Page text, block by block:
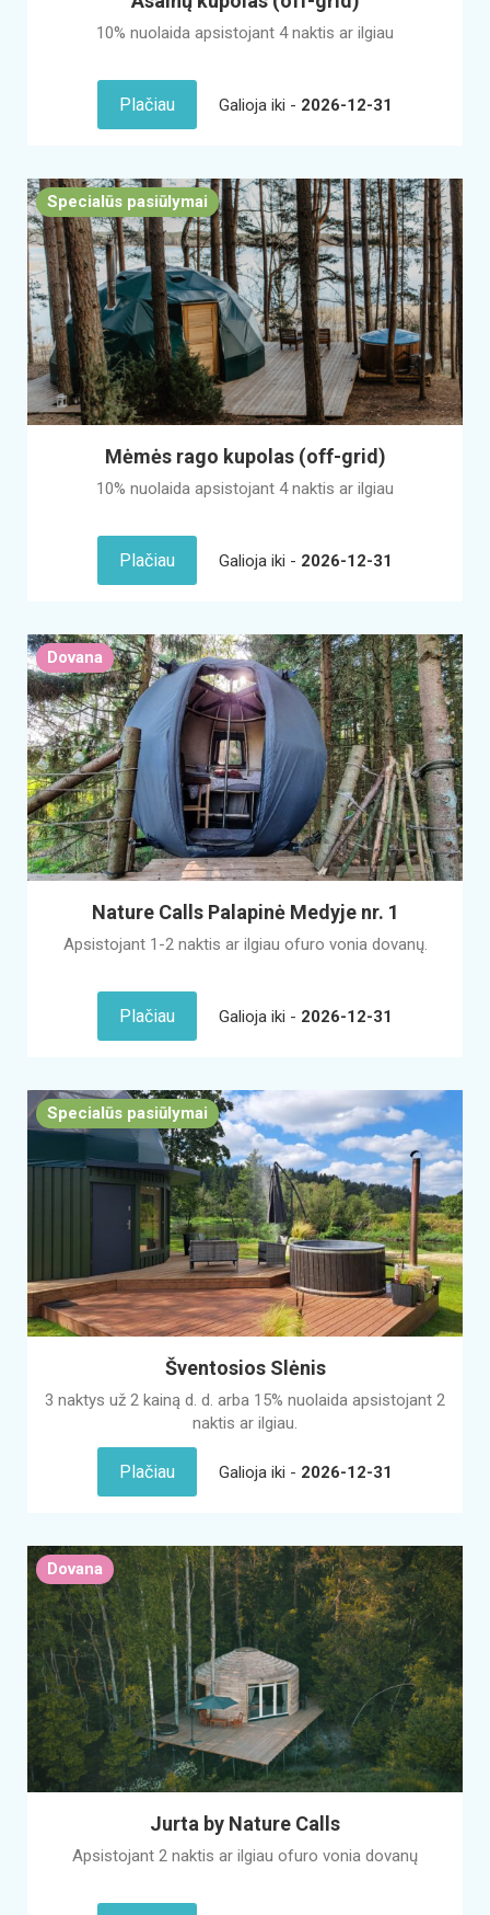
10% nuolaida apsistojant 4 naktis ar ilgiau
Plačiau Galioja iki - 2026-12-31
Specialūs pasiūlymai
Mėmės rago kupolas (off-grid)
10% nuolaida apsistojant 4 naktis ar ilgiau
Plačiau Galioja iki - 2026-12-31
Dovana
Nature Calls Palapinė Medyje nr. 1
Apsistojant 1-2 naktis ar ilgiau ofuro vonia dovanų.
Plačiau Galioja iki - 2026-12-31
Specialūs pasiūlymai
Šventosios Slėnis
3 naktys už 2 kainą d. d. arba 15% nuolaida apsistojant 2
naktis ar ilgiau.
Plačiau Galioja iki - 2026-12-31
Dovana
Jurta by Nature Calls
Apsistojant 2 naktis ar ilgiau ofuro vonia dovanų